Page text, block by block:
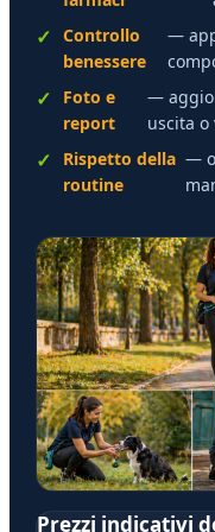
Controllo
benessere
—
Foto e
report
—
uscita o
Rispetto della
routine
—
Prezzi indicativi